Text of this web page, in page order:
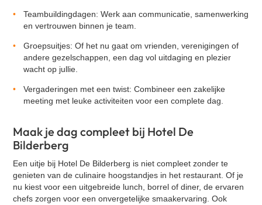
Teambuildingdagen: Werk aan communicatie, samenwerking
en vertrouwen binnen je team.
Groepsuitjes: Of het nu gaat om vrienden, verenigingen of
andere gezelschappen, een dag vol uitdaging en plezier
wacht op jullie.
Vergaderingen met een twist: Combineer een zakelijke
meeting met leuke activiteiten voor een complete dag.
Maak je dag compleet bij Hotel De
Bilderberg
Een uitje bij Hotel De Bilderberg is niet compleet zonder te
genieten van de culinaire hoogstandjes in het restaurant. Of je
nu kiest voor een uitgebreide lunch, borrel of diner, de ervaren
chefs zorgen voor een onvergetelijke smaakervaring. Ook